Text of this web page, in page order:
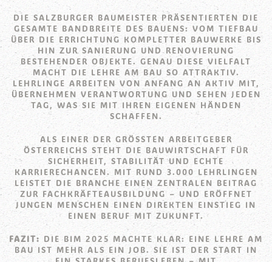
DIE SALZBURGER BAUMEISTER PRÄSENTIERTEN DIE
GESAMTE BANDBREITE DES BAUENS: VOM TIEFBAU
ÜBER DIE ERRICHTUNG KOMPLETTER BAUWERKE BIS
HIN ZUR SANIERUNG UND RENOVIERUNG
BESTEHENDER OBJEKTE. GENAU DIESE VIELFALT
MACHT DIE LEHRE AM BAU SO ATTRAKTIV.
LEHRLINGE ARBEITEN VON ANFANG AN AKTIV MIT,
ÜBERNEHMEN VERANTWORTUNG UND SEHEN JEDEN
TAG, WAS SIE MIT IHREN EIGENEN HÄNDEN
SCHAFFEN.
ALS EINER DER GRÖSSTEN ARBEITGEBER Ö
STERREICHS STEHT DIE BAUWIRTSCHAFT FÜR S
ICHERHEIT, STABILITÄT UND ECHTE K
ARRIERECHANCEN. MIT RUND 3.000 LEHRLINGEN L
EISTET DIE BRANCHE EINEN ZENTRALEN BEITRAG Z
UR FACHKRÄFTEAUSBILDUNG – UND ERÖFFNET J
UNGEN MENSCHEN EINEN DIREKTEN EINSTIEG IN E
INEN BERUF MIT ZUKUNFT.
FAZIT: DIE BIM 2025 MACHTE KLAR: EINE LEHRE AM
BAU IST MEHR ALS EIN JOB. SIE IST DER START IN